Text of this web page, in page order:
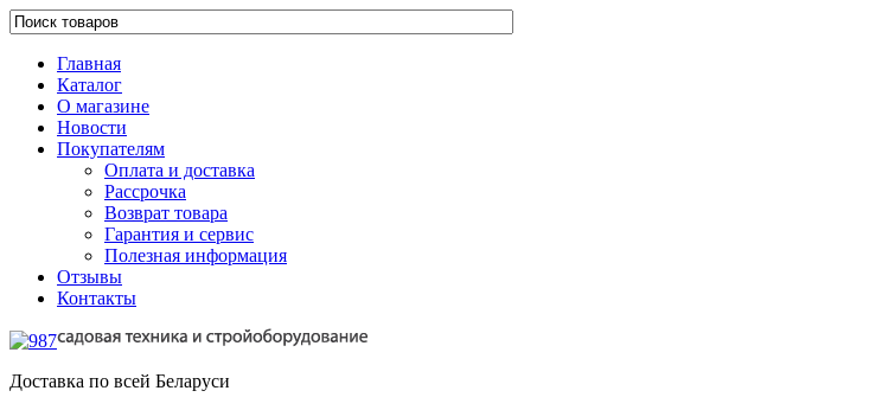
Главная
Каталог
О магазине
Новости
Покупателям
Оплата и доставка
Рассрочка
Возврат товара
Гарантия и сервис
Полезная информация
Отзывы
Контакты
Доставка по всей Беларуси